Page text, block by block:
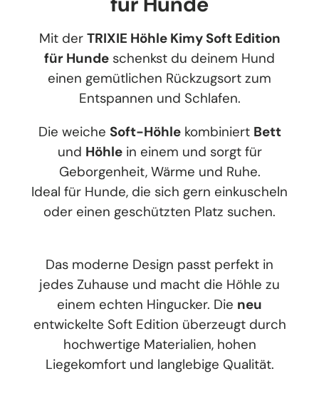
Mit der TRIXIE Höhle Kimy Soft Edition
für Hunde schenkst du deinem Hund
einen gemütlichen Rückzugsort zum
Entspannen und Schlafen.
Die weiche Soft-Höhlekombiniert Bett
und Höhlein einem und sorgt für
Geborgenheit, Wärme und Ruhe.
Ideal für Hunde, die sich gern einkuscheln
oder einen geschützten Platz suchen.
Das moderne Design passt perfekt in
jedes Zuhause und macht die Höhle zu
einem echten Hingucker. Die neu
entwickelte Soft Edition überzeugt durch
hochwertige Materialien, hohen
Liegekomfort und langlebige Qualität.